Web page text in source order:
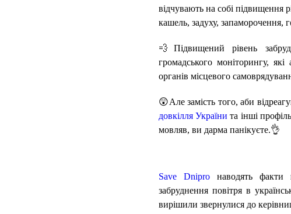
відчувають на собі підвищення
кашель, задуху, запаморочення,
💨Підвищений рівень
громадського моніторингу,
органів місцевого
😲Але замість того, аби
довкілля України та інші
мовляв, ви дарма панікуєте.👌
Save Dniproнаводять факти
забруднення повітря в
вирішили звернулися до